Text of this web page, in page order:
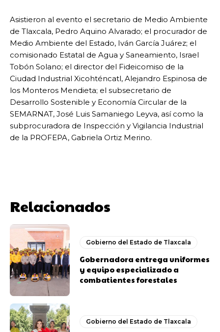
Asistieron al evento el secretario de Medio Ambiente
de Tlaxcala, Pedro Aquino Alvarado; el procurador de
Medio Ambiente del Estado, Iván García Juárez; el
comisionado Estatal de Agua y Saneamiento, Israel
Tobón Solano; el director del Fideicomiso de la
Ciudad Industrial Xicohténcatl, Alejandro Espinosa de
los Monteros Mendieta; el subsecretario de
Desarrollo Sostenible y Economía Circular de la
SEMARNAT, José Luis Samaniego Leyva, así como la
subprocuradora de Inspección y Vigilancia Industrial
de la PROFEPA, Gabriela Ortiz Merino.
Relacionados
Gobierno del Estado de Tlaxcala
Gobernadora entrega uniformes
y equipo especializado a
combatientes forestales
Gobierno del Estado de Tlaxcala